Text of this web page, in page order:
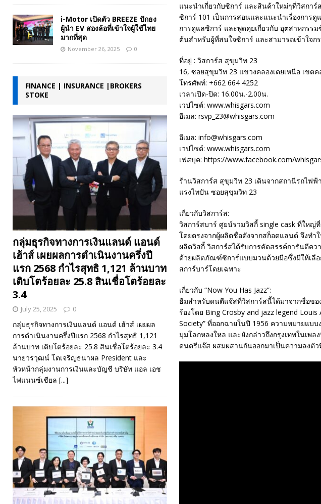
แนะนำเกี่ยวกับซิการ์ และสินค้าใหม่ๆที่วิสกา
ซิการ์ 101 เป็นการสอนและแนะนำเรื่องการ
การดูแลซิการ์ และพูดคุยเกี่ยวกับ อุตสาหกรร
ต้นสำหรับผู้ที่สนใจซิการ์ และสามารถเข้าใจ
ที่อยู่ : วิสการ์ส สุขุมวิท 23
16, ซอยสุขุมวิท 23 แขวงคลองเตยเหนือ เขตค
โทรศัพท์: +662 664 4252
เวลาเปิด-ปิด: 16.00น.-2.00น.
เวปไซต์: www.whisgars.com
อีเมล: rsvp_23@whisgars.com
อีเมล: info@whisgars.com
เวปไซต์: www.whisgars.com
เฟสบุค: https://www.facebook.com/
ร้านวิสการ์ส สุขุมวิท 23 เดินจากสถานีรถไฟฟ้
แรงไทปัน ซอยสุขุมวิท 23
เกี่ยวกับวิสการ์ส:
วิสการ์สบาร์ ศูยน์รวมวิสกี้ single cask ที่ให
โดยตรงจากผู้ผลิตชื่อดังจากสก็อตแลนด์ จึงทำ
ผลิตวิสกี้ วิสการ์สได้รับการคัดสรรค์การันตีค
ด้วยผลิตภัณฑ์ซิการ์แบบมวนด้วยมือซึ่งมีให้เลื
สการ์บาร์โดยเฉพาะ
เกี่ยวกับ “Now You Has Jazz”:
ธีมสำหรับดนตีแจ๊สที่วิสการ์สนี้ได้มาจากชื่อขอ
ร้องโดย Bing Crosby and jazz legend
Society” ที่ออกฉายในปี 1956 ความหมายแบ
มุมโลกหลงใหล และยังกล่าวถึงกรุงเทพในเพ
ดนตรีแจ๊ส ผสมผสานกันออกมาเป็นความลงตัว
i-Motor เปิดตัว BREEZE ปักธง
ผู้นำ EV สองล้อที่เข้าใจผู้ใช้ไทย
มากที่สุด
November 26, 2025 0
FINANCE | INSURANCE |BROKERS
STOKE
กลุ่มธุรกิจทางการเงินแลนด์ แอนด์
เฮ้าส์ เผยผลการดำเนินงานครึ่งปี
แรก 2568 กำไรสุทธิ 1,121 ล้านบาท
เติบโตร้อยละ 25.8 สินเชื่อโตร้อยละ
3.4
July 25, 2025 0
กลุ่มธุรกิจทางการเงินแลนด์ แอนด์ เฮ้าส์ เผยผล
การดำเนินงานครึ่งปีแรก 2568 กำไรสุทธิ 1,121
ล้านบาท เติบโตร้อยละ 25.8 สินเชื่อโตร้อยละ 3.4
นายวรวุฒน์ โตเจริญธนาผล President และ
หัวหน้ากลุ่มงานการเงินและบัญชี บริษัท แอล เอช
ไฟแนนซ์เชียล [...]